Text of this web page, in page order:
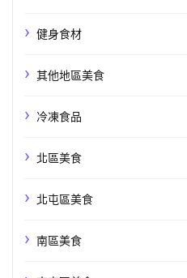
健身食材
其他地區美食
冷凍食品
北區美食
北屯區美食
南區美食